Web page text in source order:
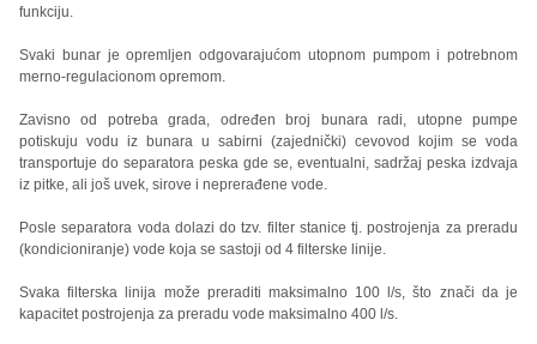
funkciju.
Svaki bunar je opremljen odgovarajućom utopnom pumpom i potrebnom
merno-regulacionom opremom.
Zavisno od potreba grada, određen broj bunara radi, utopne pumpe
potiskuju vodu iz bunara u sabirni (zajednički) cevovod kojim se voda
transportuje do separatora peska gde se, eventualni, sadržaj peska izdvaja
iz pitke, ali još uvek, sirove i neprerađene vode.
Posle separatora voda dolazi do tzv. filter stanice tj. postrojenja za preradu
(kondicioniranje) vode koja se sastoji od 4 filterske linije.
Svaka filterska linija može preraditi maksimalno 100 l/s, što znači da je
kapacitet postrojenja za preradu vode maksimalno 400 l/s.